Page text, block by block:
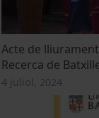
Acte de
Recerca de
4 juliol, 2024